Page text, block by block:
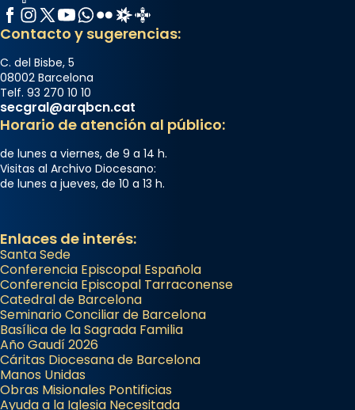
Facebook
Instagram
X / Twitter
YouTube
WhatsApp
FlickrRadio Estel
Catalunya Cristiana
Contacto y sugerencias:
C. del Bisbe, 5
08002 Barcelona
Telf. 93 270 10 10
secgral@arqbcn.cat
Horario de atención al público:
de lunes a viernes, de 9 a 14 h.
Visitas al Archivo Diocesano:
de lunes a jueves, de 10 a 13 h.
Enlaces de interés:
Santa Sede
Conferencia Episcopal Española
Conferencia Episcopal Tarraconense
Catedral de Barcelona
Seminario Conciliar de Barcelona
Basílica de la Sagrada Familia
Año Gaudí 2026
Cáritas Diocesana de Barcelona
Manos Unidas
Obras Misionales Pontificias
Ayuda a la Iglesia Necesitada